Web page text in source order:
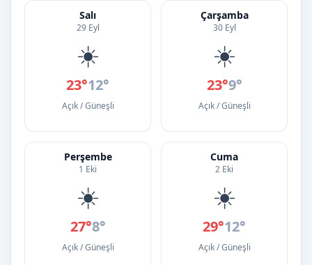
Salı
29 Eyl
☀️
23°12°
Açık / Güneşli
Çarşamba
30 Eyl
☀️
23°9°
Açık / Güneşli
Perşembe
1 Eki
☀️
27°8°
Açık / Güneşli
Cuma
2 Eki
☀️
29°12°
Açık / Güneşli